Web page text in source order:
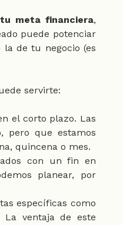
meta financiera,
puede potenciar
de tu negocio (es
servirte:
el corto plazo. Las
pero que estamos
quincena o mes.
con un fin en
planear, por
específicas como
ventaja de este